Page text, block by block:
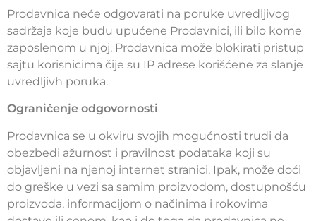
Prodavnica neće odgovarati na poruke uvredljivog
sadržaja koje budu upućene Prodavnici, ili bilo kome
zaposlenom u njoj. Prodavnica može blokirati pristup
sajtu korisnicima čije su IP adrese korišćene za slanje
uvredljivh poruka.
Ograničenje odgovornosti
Prodavnica se u okviru svojih mogućnosti trudi da
obezbedi ažurnost i pravilnost podataka koji su
objavljeni na njenoj internet stranici. Ipak, može doći
do greške u vezi sa samim proizvodom, dostupnošću
proizvoda, informacijom o načinima i rokovima